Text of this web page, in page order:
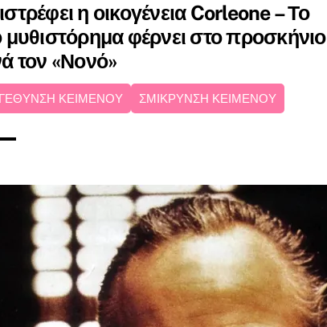
η οικογένεια Corleone – Το
μυθιστόρημα φέρνει στο προσκήνιο
τον «Νονό»
ΚΕΙΜΕΝΟΥ ΣΜΙΚΡΥΝΣΗ ΚΕΙΜΕΝΟΥ